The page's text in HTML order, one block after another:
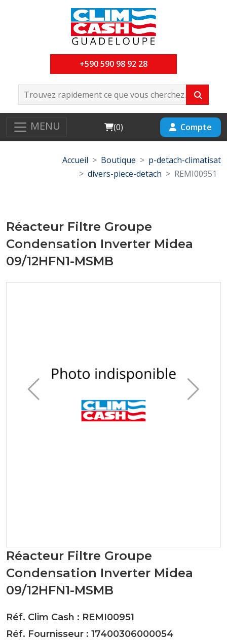
+590 590 98 92 28
MENU Cart
(0) Compte
Accueil Boutique
p-detach-climatisat
divers-piece-detach
REMI00951
Réacteur Filtre Groupe
Condensation Inverter Midea
09/12HFN1-MSMB
Réacteur Filtre Groupe
Condensation Inverter Midea
09/12HFN1-MSMB
Réf. Clim Cash : REMI00951
Réf. Fournisseur : 17400306000054